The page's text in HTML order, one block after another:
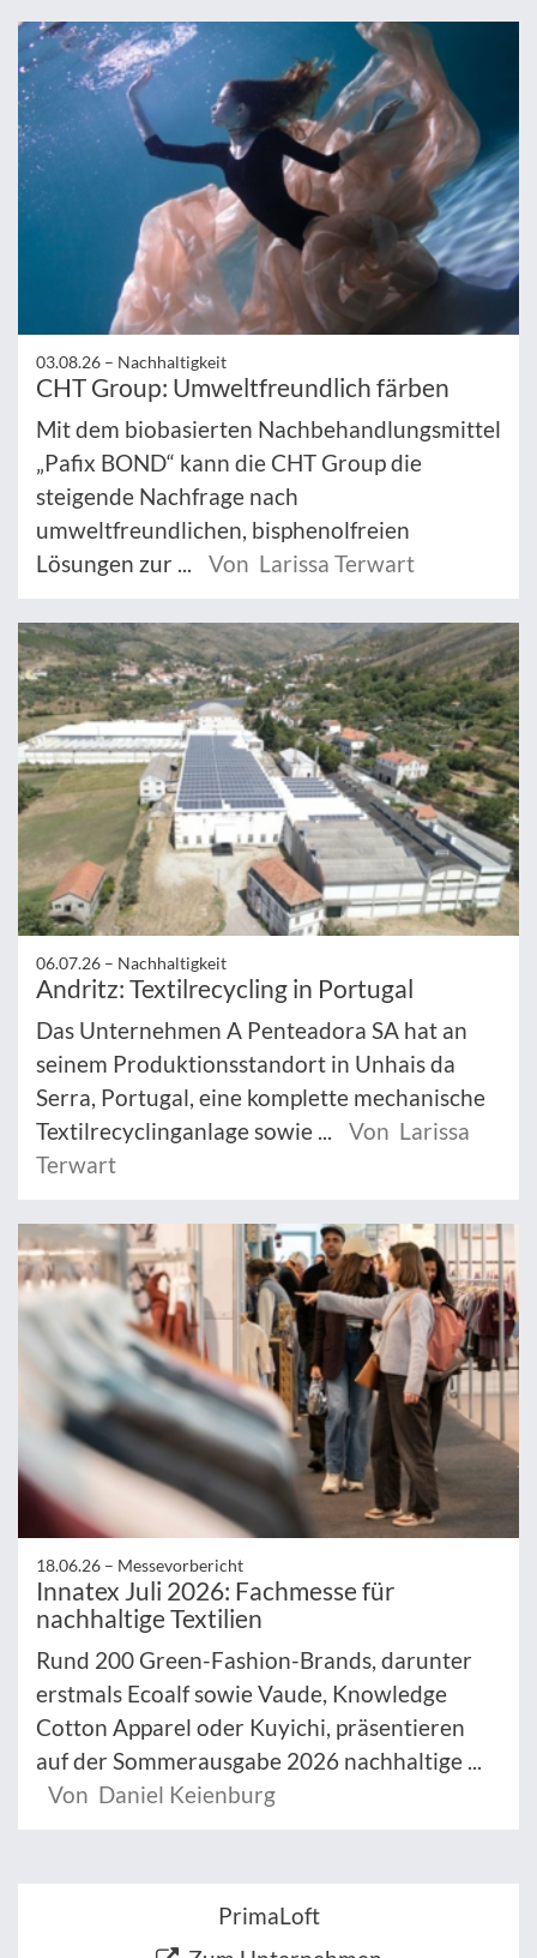
03.08.26 – Nachhaltigkeit
CHT Group: Umweltfreundlich färben
Mit dem biobasierten Nachbehandlungsmittel
„Pafix BOND“ kann die CHT Group die
steigende Nachfrage nach
umweltfreundlichen, bisphenolfreien
Lösungen zur ...
Von Larissa Terwart
06.07.26 – Nachhaltigkeit
Andritz: Textilrecycling in Portugal
Das Unternehmen A Penteadora SA hat an
seinem Produktionsstandort in Unhais da
Serra, Portugal, eine komplette mechanische
Textilrecyclinganlage sowie ...
Von Larissa
Terwart
18.06.26 – Messevorbericht
Innatex Juli 2026: Fachmesse für
nachhaltige Textilien
Rund 200 Green-Fashion-Brands, darunter
erstmals Ecoalf sowie Vaude, Knowledge
Cotton Apparel oder Kuyichi, präsentieren
auf der Sommerausgabe 2026 nachhaltige ...
Von Daniel Keienburg
PrimaLoft